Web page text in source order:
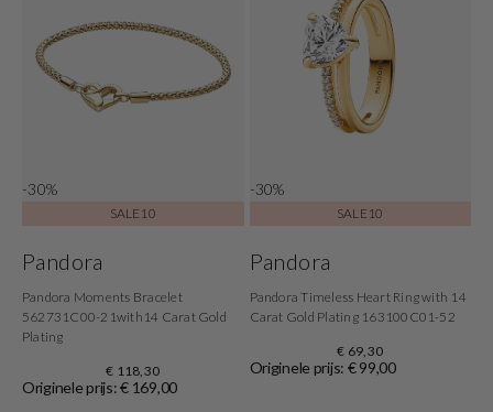
-30%
SALE10
Pandora
Pandora Moments Bracelet
562731C00-21with14 Carat Gold
Plating
€ 118,30
Originele prijs: € 169,00
-30%
SALE10
Pandora
Pandora Timeless Heart Ring with 14
Carat Gold Plating 163100C01-52
€ 69,30
Originele prijs: € 99,00